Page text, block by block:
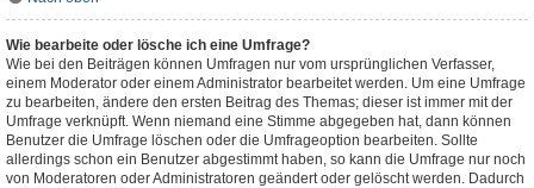
Wie bearbeite oder lösche ich eine Umfrage?
Wie bei den Beiträgen können Umfragen nur vom ursprünglichen Verfasser,
einem Moderator oder einem Administrator bearbeitet werden. Um eine Umfrage
zu bearbeiten, ändere den ersten Beitrag des Themas; dieser ist immer mit der
Umfrage verknüpft. Wenn niemand eine Stimme abgegeben hat, dann können
Benutzer die Umfrage löschen oder die Umfrageoption bearbeiten. Sollte
allerdings schon ein Benutzer abgestimmt haben, so kann die Umfrage nur noch
von Moderatoren oder Administratoren geändert oder gelöscht werden. Dadurch